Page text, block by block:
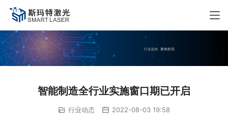
智能制造全行业实施窗口期已开启
行业动态 2022-08-03 19:58